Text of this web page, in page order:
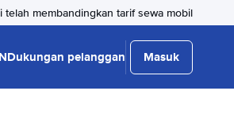
telah membandingkan tarif sewa mobil
Dukungan pelanggan Masuk